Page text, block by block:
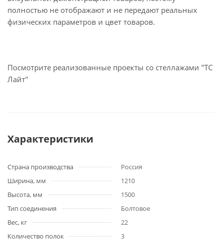
полностью не отображают и не передают реальных
физических параметров и цвет товаров.
Посмотрите реализованные проекты со стеллажами "ТС
Лайт"
Характеристики
Страна производства
Россия
Ширина, мм
1210
Высота, мм
1500
Тип соединения
Болтовое
Вес, кг
22
Количество полок
3